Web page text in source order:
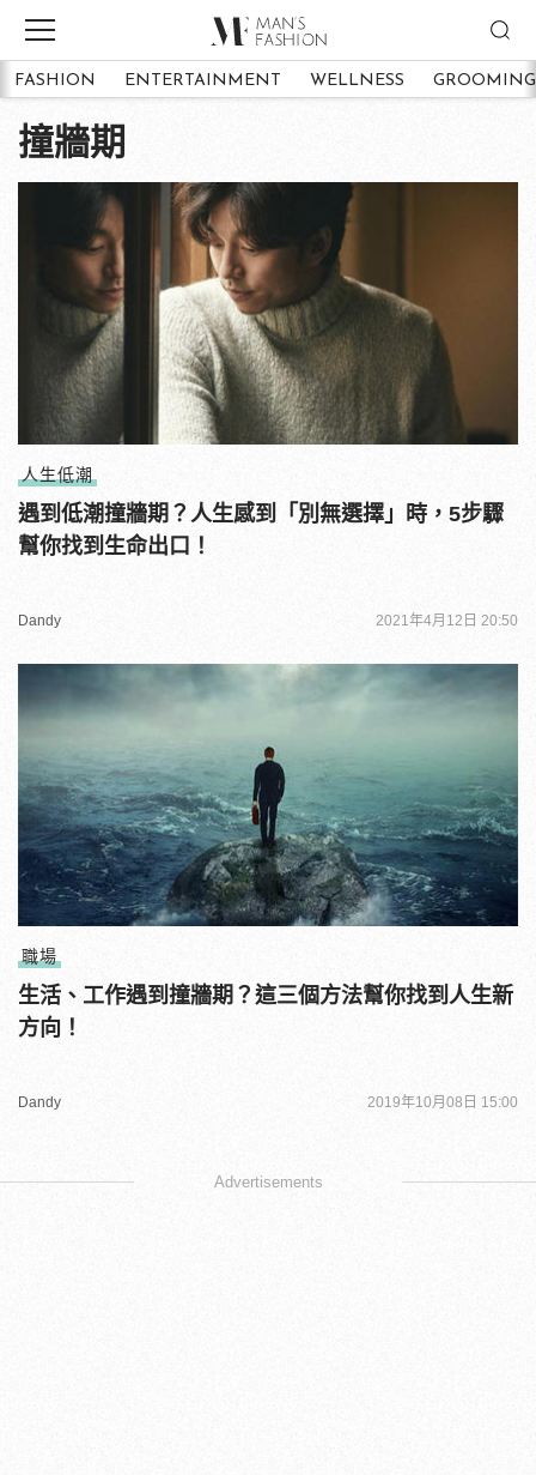
FASHION ENTERTAINMENT WELLNESS GROOMING
撞牆期
人生低潮
遇到低潮撞牆期？人生感到「別無選擇」時，5步驟
幫你找到生命出口！
Dandy 2021年4月12日 20:50
職場
生活、工作遇到撞牆期？這三個方法幫你找到人生新
方向！
Dandy 2019年10月08日 15:00
Advertisements